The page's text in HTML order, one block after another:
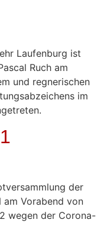
Laufenburg ist
Ruch am
und regnerischen
im
der
am Vorabend von
wegen der Corona-